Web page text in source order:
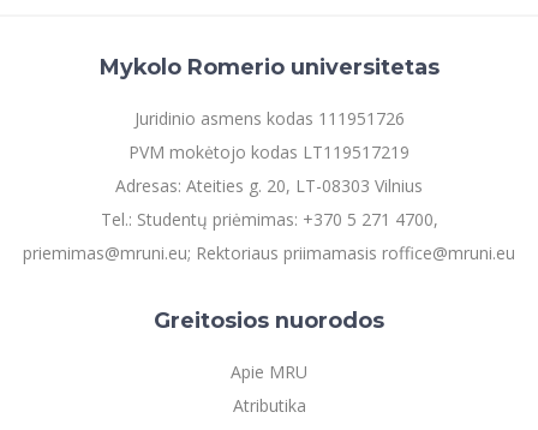
Mykolo Romerio universitetas
Juridinio asmens kodas 111951726
PVM mokėtojo kodas LT119517219
Adresas: Ateities g. 20, LT-08303 Vilnius
Tel.: Studentų priėmimas: +370 5 271 4700,
priemimas@mruni.eu; Rektoriaus priimamasis roffice@mruni.eu
Greitosios nuorodos
Apie MRU
Atributika